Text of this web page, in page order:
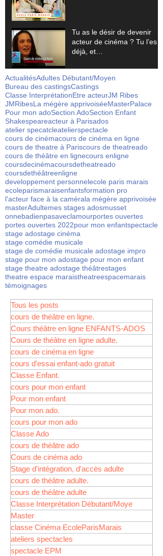
Tu as le désir de devenir
acteur de cinéma ? Tu l’es
déjà, et…
ActualitésAdultes Débutant/Moyen
Bureau des castingsCastings
Classe InterprétationEtre acteurJM Ribes
JMRibesLa mégère apprivoiséeMasterPalace
Pour mon adoSection AdoSection Enfant
Shakespeareacteur à Parisados
atelier specatcleatelierspectacle
cours de cinémacours de cinéma en ligne
cours de theatre à Pariscours de theatreado
cours de théâtre en lignecours enligne
coursdecinémacoursdetheatreado
coursdethéâtreenligne
developpement personnelecole paris marais
ecoleparismaraisenfantsformation pro
l'acteur face à la camérala mégère apprivoisée
masterAdultemes stages adosmusset
onnebadienpasaveclamourportes ouvertes
portes ouvertes 2022pour mon enfantspectacle
stage adostage cinéma
stage comédie musicale
stage de comédie musicale adostage impro
stage pour mon adostage pour mon enfant
stage theatre adostage théâtrestages
theatre espace maraistheatreespacemarais
témoignages
Tous les posts
cours de théâtre en ligne.
Cours théâtre en ligne ENFANTS-ADOS
Cours de théâtre en ligne adulte.
cours de cinéma en ligne
cours d'essai enfant-ado gratuit
Classe Enfant.
cours pour mon enfant
Pour mon enfant
Pour mon ado.
cours pour mon ado
Classe Ado
cours de théâtre ado
Cours de cinéma ado
Stage d'intégration, d'accès adulte
cours de théâtre adulte.
cours de théâtre adulte
Classe Interprétation Débutant/Moye
Master
classe Cinéma EcoleParisMarais
ateliers spectacles
spectacle EPM